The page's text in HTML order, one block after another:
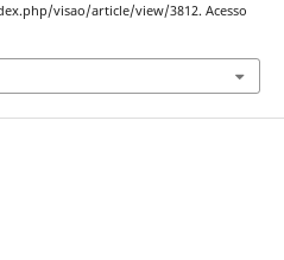
visao/article/view/3812. Acesso